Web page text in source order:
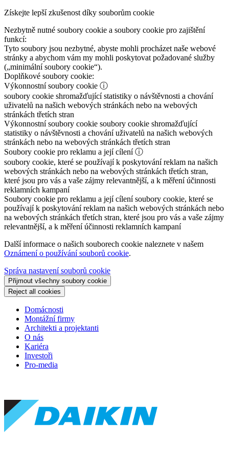
Získejte lepší zkušenost díky souborům cookie
Nezbytně nutné soubory cookie a soubory cookie pro zajištění
funkcí:
Tyto soubory jsou nezbytné, abyste mohli procházet naše webové
stránky a abychom vám my mohli poskytovat požadované služby
(„minimální soubory cookie“).
Doplňkové soubory cookie:
Výkonnostní soubory cookie ⓘ
soubory cookie shromažďující statistiky o návštěvnosti a chování
uživatelů na našich webových stránkách nebo na webových
stránkách třetích stran
Výkonnostní soubory cookie soubory cookie shromažďující
statistiky o návštěvnosti a chování uživatelů na našich webových
stránkách nebo na webových stránkách třetích stran
Soubory cookie pro reklamu a její cílení ⓘ
soubory cookie, které se používají k poskytování reklam na našich
webových stránkách nebo na webových stránkách třetích stran,
které jsou pro vás a vaše zájmy relevantnější, a k měření účinnosti
reklamních kampaní
Soubory cookie pro reklamu a její cílenísoubory cookie, které se
používají k poskytování reklam na našich webových stránkách nebo
na webových stránkách třetích stran, které jsou pro vás a vaše zájmy
relevantnější, a k měření účinnosti reklamních kampaní
Další informace o našich souborech cookie naleznete v našem
Oznámení o používání souborů cookie.
Správa nastavení souborů cookie
Přijmout všechny soubory cookie
Reject all cookies
Domácnosti
Montážní firmy
Architekti a projektanti
O nás
Kariéra
Investoři
Pro-media